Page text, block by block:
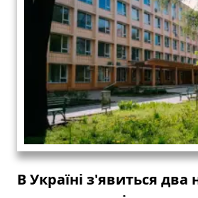
В Україні з'явиться два